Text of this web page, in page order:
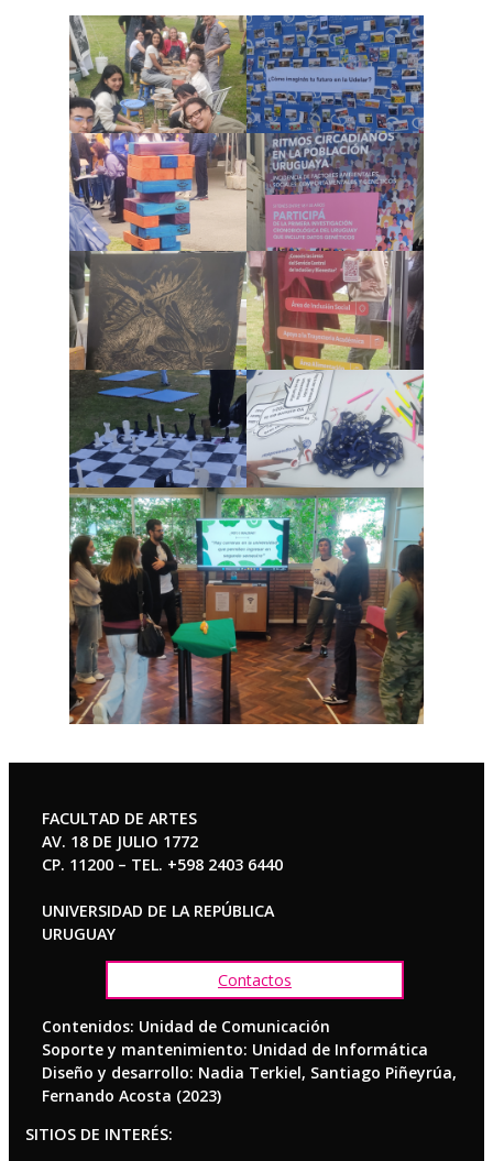
FACULTAD DE ARTES
AV. 18 DE JULIO 1772
CP. 11200 – TEL. +598 2403 6440
UNIVERSIDAD DE LA REPÚBLICA
URUGUAY
Contactos
Contenidos: Unidad de Comunicación
Soporte y mantenimiento: Unidad de Informática
Diseño y desarrollo: Nadia Terkiel, Santiago Piñeyrúa,
Fernando Acosta (2023)
SITIOS DE INTERÉS: